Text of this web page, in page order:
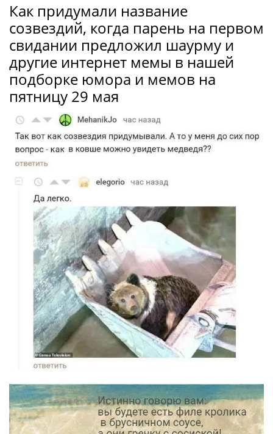
Как придумали название
созвездий, когда парень на первом
свидании предложил шаурму и
другие интернет мемы в нашей
подборке юмора и мемов на
пятницу 29 мая